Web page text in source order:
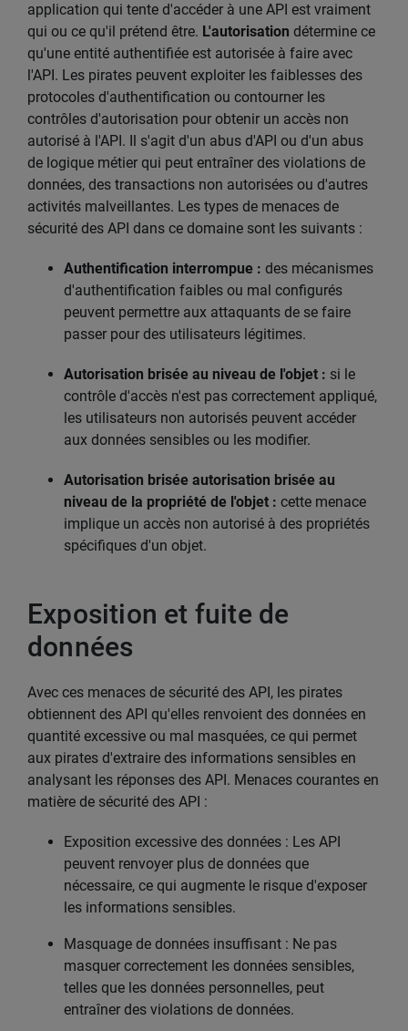
application qui tente d'accéder à une API est vraiment
qui ou ce qu'il prétend être. L'autorisation détermine ce
qu'une entité authentifiée est autorisée à faire avec
l'API. Les pirates peuvent exploiter les faiblesses des
protocoles d'authentification ou contourner les
contrôles d'autorisation pour obtenir un accès non
autorisé à l'API. Il s'agit d'un abus d'API ou d'un abus
de logique métier qui peut entraîner des violations de
données, des transactions non autorisées ou d'autres
activités malveillantes. Les types de menaces de
sécurité des API dans ce domaine sont les suivants :
Authentification interrompue : des mécanismes
d'authentification faibles ou mal configurés
peuvent permettre aux attaquants de se faire
passer pour des utilisateurs légitimes.
Autorisation brisée au niveau de l'objet : si le
contrôle d'accès n'est pas correctement appliqué,
les utilisateurs non autorisés peuvent accéder
aux données sensibles ou les modifier.
Autorisation brisée autorisation brisée au
niveau de la propriété de l'objet : cette menace
implique un accès non autorisé à des propriétés
spécifiques d'un objet.
Exposition et fuite de
données
Avec ces menaces de sécurité des API, les pirates
obtiennent des API qu'elles renvoient des données en
quantité excessive ou mal masquées, ce qui permet
aux pirates d'extraire des informations sensibles en
analysant les réponses des API. Menaces courantes en
matière de sécurité des API :
Exposition excessive des données : Les API
peuvent renvoyer plus de données que
nécessaire, ce qui augmente le risque d'exposer
les informations sensibles.
Masquage de données insuffisant : Ne pas
masquer correctement les données sensibles,
telles que les données personnelles, peut
entraîner des violations de données.